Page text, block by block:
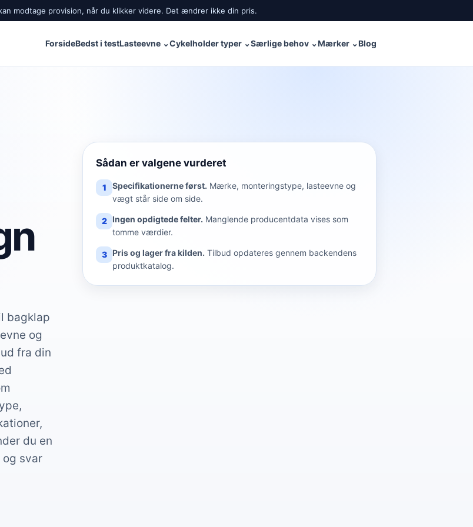
modtage provision, når du klikker videre. Det ændrer ikke din pris.
ForsideBedst i testLasteevne ⌄Cykelholder typer ⌄Særlige behov ⌄Mærker ⌄Blog
bagklap
og
fra din
du en
svar
Sådan er valgene vurderet
1 Specifikationerne først. Mærke, monteringstype, lasteevne og
vægt står side om side.
2 Ingen opdigtede felter. Manglende producentdata vises som
tomme værdier.
3 Pris og lager fra kilden. Tilbud opdateres gennem backendens
produktkatalog.